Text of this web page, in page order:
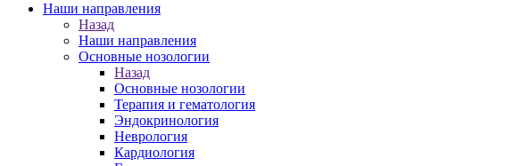
Наши направления
Назад
Наши направления
Основные нозологии
Назад
Основные нозологии
Терапия и гематология
Эндокринология
Неврология
Кардиология